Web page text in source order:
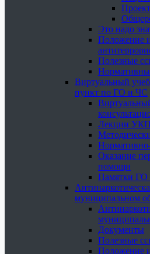
Это надо
Положение
Полезные
Виртуальный
пункт по ГО и ЧС
Лекции УКП
Оказание
помощи
Памятки
муниципальном
Документы
Полезные
Положение